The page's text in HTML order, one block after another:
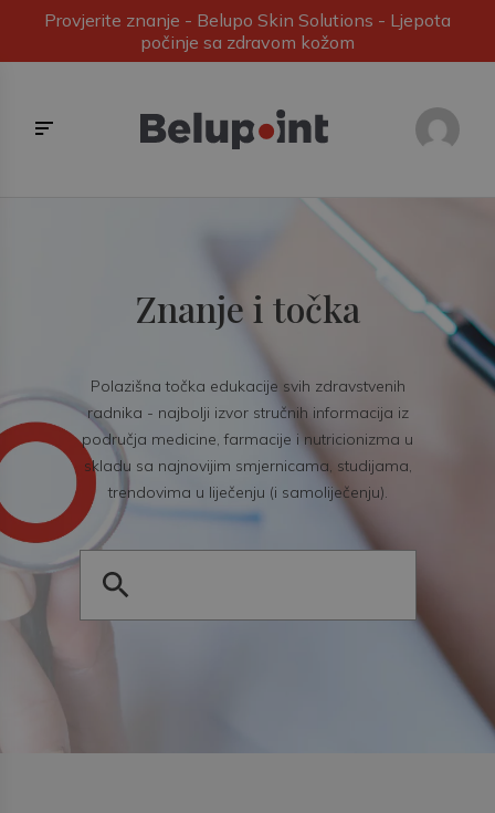
Provjerite znanje - Belupo Skin Solutions - Ljepota
počinje sa zdravom kožom
Znanje i točka
Polazišna točka edukacije svih zdravstvenih
radnika - najbolji izvor stručnih informacija iz
područja medicine, farmacije i nutricionizma u
skladu sa najnovijim smjernicama, studijama,
trendovima u liječenju (i samoliječenju).